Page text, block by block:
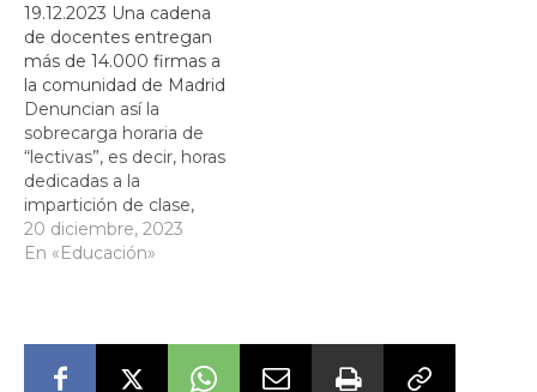
19.12.2023 Una cadena
de docentes entregan
más de 14.000 firmas a
la comunidad de Madrid
Denuncian así la
sobrecarga horaria de
“lectivas”, es decir, horas
dedicadas a la
impartición de clase,
impide que se puedan
realizar de manera
como son la atención a
las familias, la atención
20 diciembre, 2023
En «Educación»